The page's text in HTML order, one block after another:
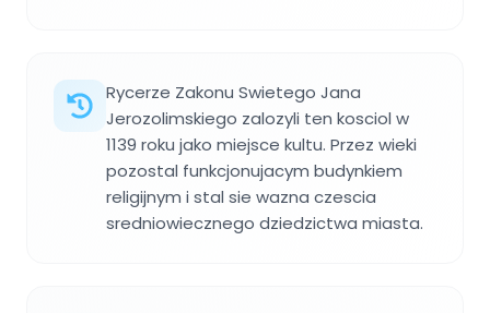
Rycerze Zakonu Swietego Jana
Jerozolimskiego zalozyli ten kosciol w
1139 roku jako miejsce kultu. Przez wieki
pozostal funkcjonujacym budynkiem
religijnym i stal sie wazna czescia
sredniowiecznego dziedzictwa miasta.